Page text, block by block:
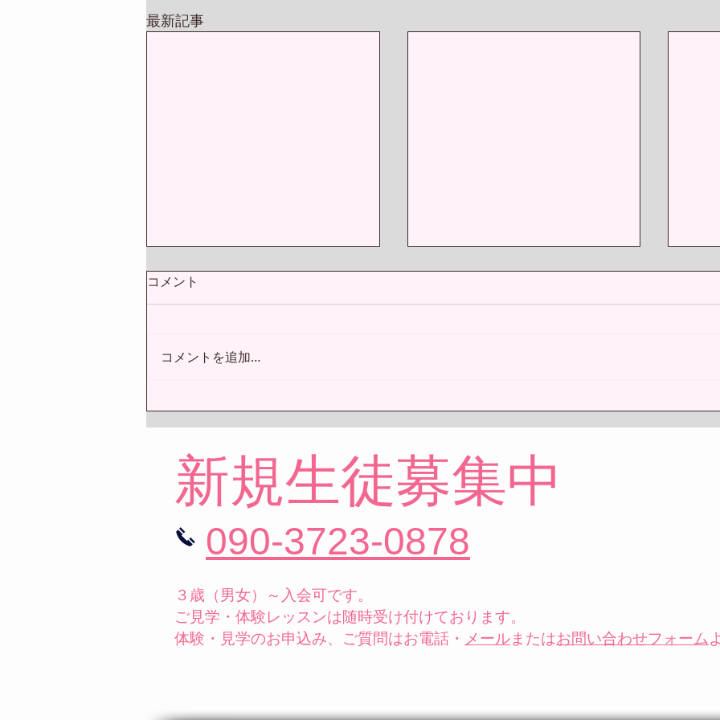
新規生徒募集中
090-3723-0878
３歳（男女）～入会可です。
ご見学・体験レッスンは随時受け付けております。
体験・見学のお申込み、ご質問はお電話・ メールまたはお問い合わせフォーム
最新記事
【コンクール報告】11月15日
マーティバレエコンクール in
🎃10月ももうすぐ終わり！ハ
ロウィンレッスン
🩰
ご
コメント
コメントを追加…